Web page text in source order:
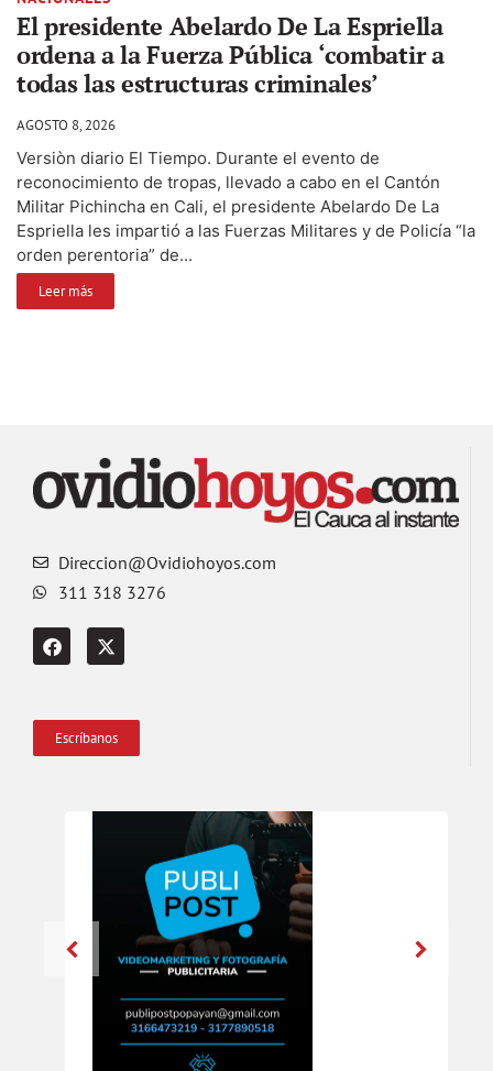
El presidente Abelardo De La Espriella
ordena a la Fuerza Pública ‘combatir a
todas las estructuras criminales’
AGOSTO 8, 2026
Versiòn diario El Tiempo. Durante el evento de
reconocimiento de tropas, llevado a cabo en el Cantón
Militar Pichincha en Cali, el presidente Abelardo De La
Espriella les impartió a las Fuerzas Militares y de Policía “la
orden perentoria” de...
Leer más
Direccion@Ovidiohoyos.com
311 318 3276
Escríbanos